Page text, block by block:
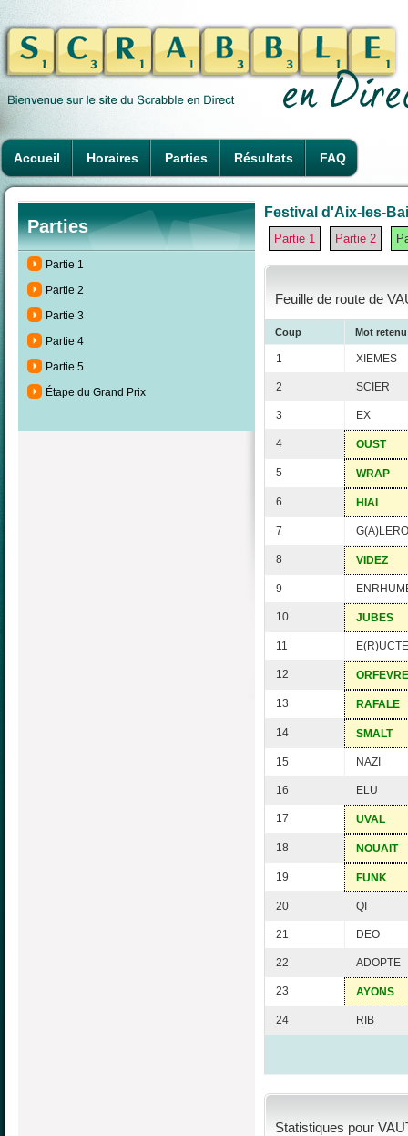
Accueil Horaires Parties Résultats FAQ
Parties
Partie 1
Partie 2
Partie 3
Partie 4
Partie 5
Étape du Grand Prix
Festival d'Aix-les-
Partie 1 Partie 2
Feuille de route de
Coup Mot retenu
1 XIEMES
2 SCIER
3 EX
4 OUST
5 WRAP
6 HIAI
7
8 VIDEZ
9
10 JUBES
11
12 ORFEVRE
13 RAFALE
14 SMALT
15 NAZI
16 ELU
17 UVAL
18 NOUAIT
19 FUNK
20 QI
21 DEO
22 ADOPTE
23 AYONS
24 RIB
Statistiques pour